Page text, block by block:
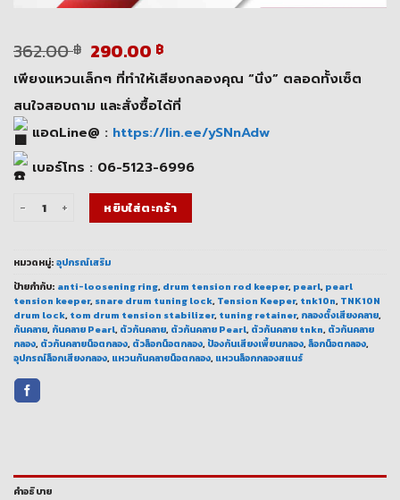
362.00฿ Original
price
was:
362.00 ฿.
290.00 ฿Current
price
is:
290.00 ฿.
เพียงแหวนเล็กๆ ที่ทำให้เสียงกลองคุณ “นิ่ง” ตลอดทั้งเซ็ต
สนใจสอบถาม และสั่งซื้อได้ที่
แอดLine@ : https://lin.ee/ySNnAdw
เบอร์โทร : 06-5123-6996
จำนวน Pearl Tension Keeper TNK10N ล็อกน็อตกลองแน่น ไม่ต้องจูนบ่อย ชิ้น
หยิบใส่ตะกร้า
หมวดหมู่:อุปกรณ์เสริม
ป้ายกำกับ: anti-loosening ring, drum tension rod keeper, pearl, pearl
tension keeper, snare drum tuning lock, Tension Keeper, tnk10n, TNK10N
drum lock, tom drum tension stabilizer, tuning retainer, กลองตั้งเสียงคลาย,
กันคลาย, กันคลาย Pearl, ตัวกันคลาย, ตัวกันคลาย Pearl, ตัวกันคลาย tnkn, ตัวกันคลาย
กลอง, ตัวกันคลายน็อตกลอง, ตัวล็อกน็อตกลอง, ป้องกันเสียงเพี้ยนกลอง,ล็อกน็อตกลอง,
อุปกรณ์ล็อกเสียงกลอง, แหวนกันคลายน็อตกลอง, แหวนล็อกกลองสแนร์
คำอธิบาย